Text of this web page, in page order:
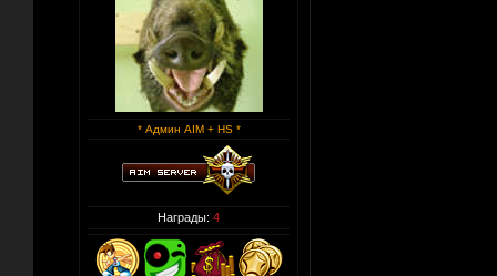
* Админ AIM + HS *
Награды: 4